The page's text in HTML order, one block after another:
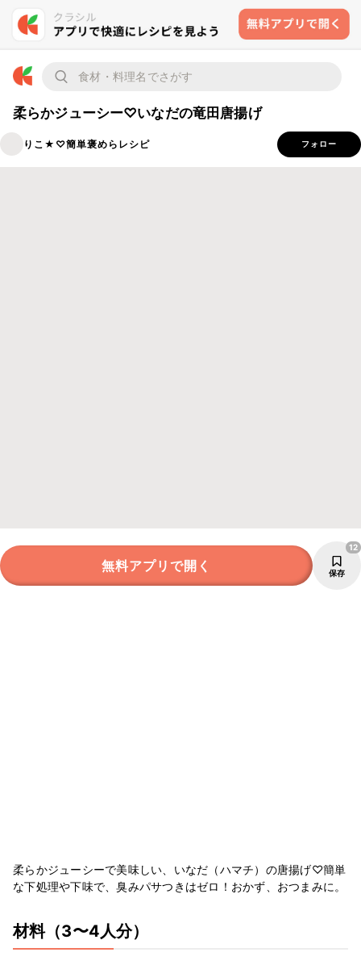
柔らかジューシー♡いなだの竜田唐揚げ
りこ★♡簡単褒めらレシピ フォロー
無料アプリで開く 保存
12
柔らかジューシーで美味しい、いなだ（ハマチ）の唐揚げ♡簡単
な下処理や下味で、臭みパサつきはゼロ！おかず、おつまみに。
材料（3〜4人分）